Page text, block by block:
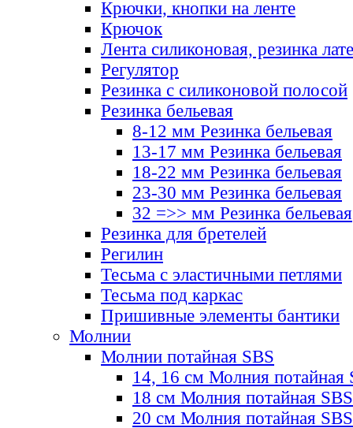
Крючки, кнопки на ленте
Крючок
Лента силиконовая, резинка
Регулятор
Резинка с силиконовой полосой
Резинка бельевая
8-12 мм Резинка бельевая
13-17 мм Резинка бельевая
18-22 мм Резинка бельевая
23-30 мм Резинка бельевая
32 =>> мм Резинка бельевая
Резинка для бретелей
Регилин
Тесьма с эластичными петлями
Тесьма под каркас
Пришивные элементы бантики
Молнии
Молнии потайная SBS
14, 16 см Молния потайная
18 см Молния потайная SBS
20 см Молния потайная SBS